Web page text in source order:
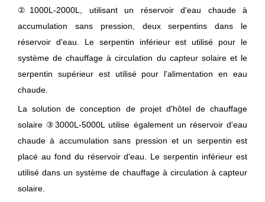
②1000L-2000L, utilisant un réservoir d'eau chaude à
accumulation sans pression, deux serpentins dans le
réservoir d'eau. Le serpentin inférieur est utilisé pour le
système de chauffage à circulation du capteur solaire et le
serpentin supérieur est utilisé pour l'alimentation en eau
chaude.
La solution de conception de projet d'hôtel de chauffage
solaire ③3000L-5000L utilise également un réservoir d'eau
chaude à accumulation sans pression et un serpentin est
placé au fond du réservoir d'eau. Le serpentin inférieur est
utilisé dans un système de chauffage à circulation à capteur
solaire.